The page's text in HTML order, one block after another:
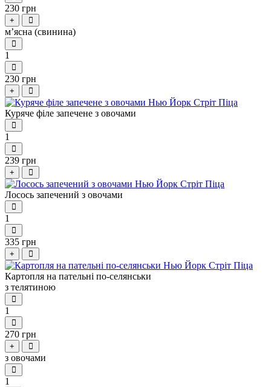
230 грн
+
м’ясна (свинина)
1
230 грн
+
Куряче філе запечене з овочами
1
239 грн
+
Лосось запечений з овочами
1
335 грн
+
Картопля на пательні по-селянськи
з телятиною
1
270 грн
+
з овочами
1